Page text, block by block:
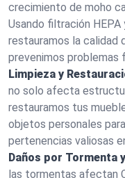
crecimiento de moho
Usando filtración
restauramos la calidad
prevenimos problemas
Limpieza y
no solo afecta
restauramos tus
objetos personales
pertenencias valiosas
Daños por Tormenta
las tormentas afectan